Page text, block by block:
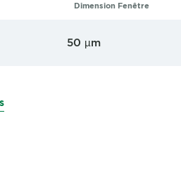
Dimension Fenêtre
50 µm